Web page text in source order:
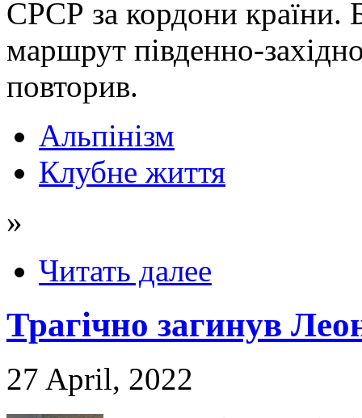
СРСР за кордони країни.
маршрут південно-
повторив.
Альпінізм
Клубне життя
»
Читать далее
Трагічно загинув
27 April, 2022